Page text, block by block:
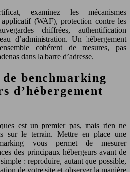
examinez les mécanismes
applicatif (WAF), protection contre les
chiffrées, authentification
d’administration. Un hébergement
cohérent de mesures, pas
dans la barre d’adresse.
benchmarking
d’hébergement
est un premier pas, mais rien ne
sur le terrain. Mettre en place une
vous permet de mesurer
des principaux hébergeurs avant de
: reproduire, autant que possible,
de votre site et observer la manière